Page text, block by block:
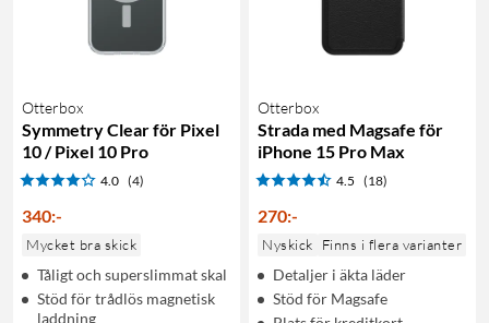
Otterbox
Symmetry Clear för Pixel
10 / Pixel 10 Pro
4.0 (4)
340:-
Mycket bra skick
Tåligt och superslimmat skal
Stöd för trådlös magnetisk
laddning
Otterbox
Strada med Magsafe för
iPhone 15 Pro Max
4.5 (18)
270:-
Nyskick Finns i flera varianter
Detaljer i äkta läder
Stöd för Magsafe